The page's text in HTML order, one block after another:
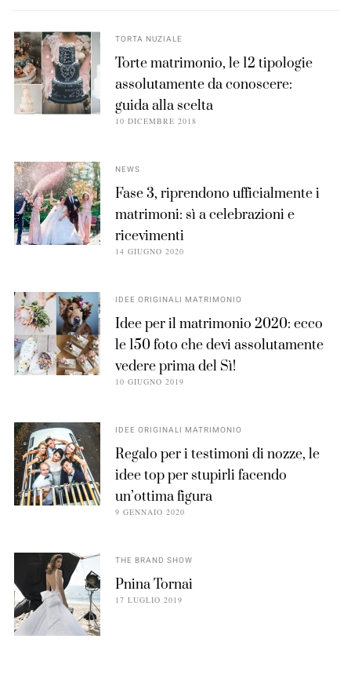
TORTA NUZIALE
Torte matrimonio, le 12 tipologie
assolutamente da conoscere:
guida alla scelta
10 DICEMBRE 2018
NEWS
Fase 3, riprendono ufficialmente i
matrimoni: sì a celebrazioni e
ricevimenti
14 GIUGNO 2020
IDEE ORIGINALI MATRIMONIO
Idee per il matrimonio 2020: ecco
le 150 foto che devi assolutamente
vedere prima del Sì!
10 GIUGNO 2019
IDEE ORIGINALI MATRIMONIO
Regalo per i testimoni di nozze, le
idee top per stupirli facendo
un’ottima figura
9 GENNAIO 2020
THE BRAND SHOW
Pnina Tornai
17 LUGLIO 2019